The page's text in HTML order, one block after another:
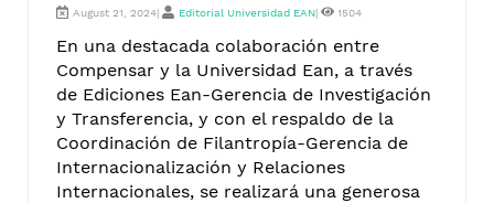
August 21, 2024| Editorial Universidad EAN| 1504
En una destacada colaboración entre
Compensar y la Universidad Ean, a través
de Ediciones Ean-Gerencia de Investigación
y Transferencia, y con el respaldo de la
Coordinación de Filantropía-Gerencia de
Internacionalización y Relaciones
Internacionales, se realizará una generosa